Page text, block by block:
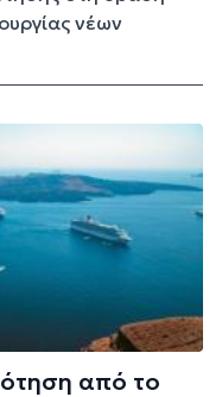
νέων
από το